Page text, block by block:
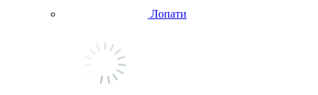
Лопати